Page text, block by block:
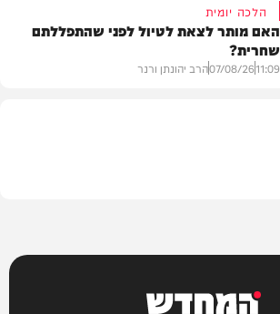
הלכה יומית
האם מותר לצאת לטיול לפני שהתפללתם
שחרית?
11:09
07/08/26הרב יהונתן ורנר
המחדש